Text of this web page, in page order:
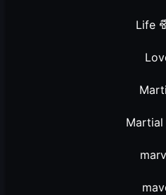
Life